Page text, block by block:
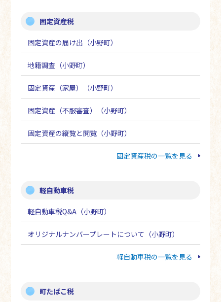
固定資産税
固定資産の届け出（小野町）
地籍調査（小野町）
固定資産（家屋）（小野町）
固定資産（不服審査）（小野町）
固定資産の縦覧と閲覧（小野町）
固定資産税の一覧を見る
軽自動車税
軽自動車税Q&A（小野町）
オリジナルナンバープレートについて（小野町）
軽自動車税の一覧を見る
町たばこ税